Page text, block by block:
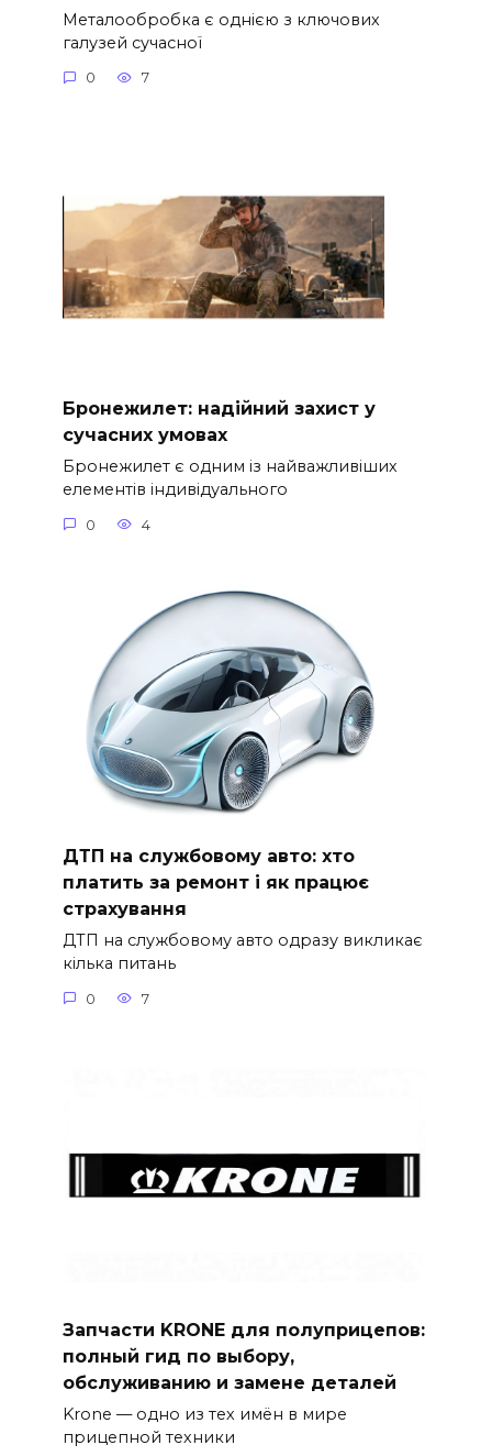
Металообробка є однією з ключових
галузей сучасної
0 7
Бронежилет: надійний захист у
сучасних умовах
Бронежилет є одним із найважливіших
елементів індивідуального
0 4
ДТП на службовому авто: хто
платить за ремонт і як працює
страхування
ДТП на службовому авто одразу викликає
кілька питань
0 7
Запчасти KRONE для полуприцепов:
полный гид по выбору,
обслуживанию и замене деталей
Krone — одно из тех имён в мире
прицепной техники